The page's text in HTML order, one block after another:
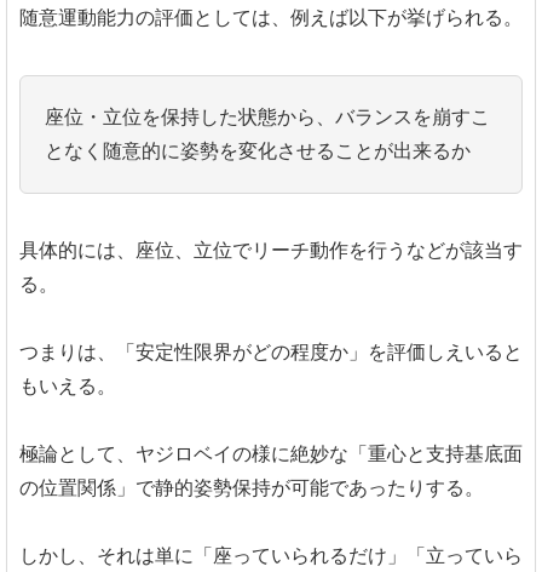
随意運動能力の評価としては、例えば以下が挙げられる。
座位・立位を保持した状態から、バランスを崩すこ
となく随意的に姿勢を変化させることが出来るか
具体的には、座位、立位でリーチ動作を行うなどが該当す
る。
つまりは、「安定性限界がどの程度か」を評価しえいると
もいえる。
極論として、ヤジロベイの様に絶妙な「重心と支持基底面
の位置関係」で静的姿勢保持が可能であったりする。
しかし、それは単に「座っていられるだけ」「立っていら